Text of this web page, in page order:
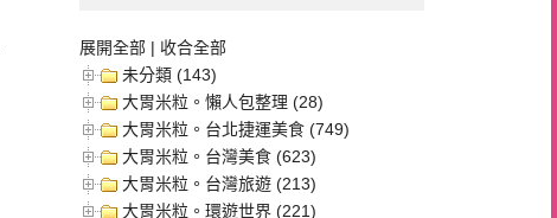
展開全部 | 收合全部
未分類 (143)
大胃米粒。懶人包整理 (28)
大胃米粒。台北捷運美食 (749)
大胃米粒。台灣美食 (623)
大胃米粒。台灣旅遊 (213)
大胃米粒。環遊世界 (221)